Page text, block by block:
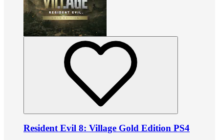
Resident Evil 8: Village Gold Edition PS4